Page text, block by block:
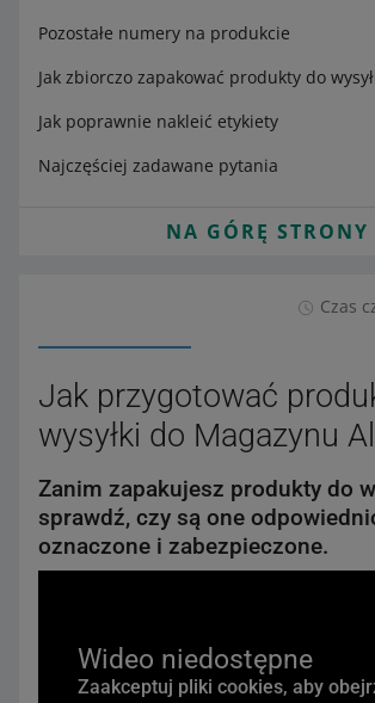
Pozostałe numery na produkcie
Jak zbiorczo zapakować produkty do
Jak poprawnie nakleić etykiety
Najczęściej zadawane pytania
NA GÓRĘ STRONY
Czas
Jak przygotować
wysyłki do Magazynu
Zanim zapakujesz produkty do
sprawdź, czy są one
oznaczone i zabezpieczone.
Wideo niedostępne
Zaakceptuj pliki cookies, aby